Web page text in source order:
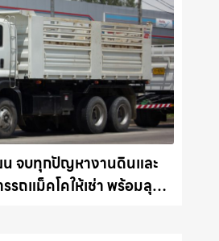
น จบทุกปัญหางานดินและ
รถแม็คโคให้เช่า พร้อมลุย